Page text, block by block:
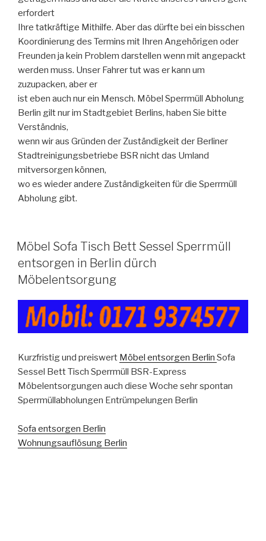
erfordert
Ihre tatkräftige Mithilfe. Aber das dürfte bei ein bisschen
Koordinierung des Termins mit Ihren Angehörigen oder
Freunden ja kein Problem darstellen wenn mit angepackt
werden muss. Unser Fahrer tut was er kann um
zuzupacken, aber er
ist eben auch nur ein Mensch. Möbel Sperrmüll Abholung
Berlin gilt nur im Stadtgebiet Berlins, haben Sie bitte
Verständnis,
wenn wir aus Gründen der Zuständigkeit der Berliner
Stadtreinigungsbetriebe BSR nicht das Umland
mitversorgen können,
wo es wieder andere Zuständigkeiten für die Sperrmüll
Abholung gibt.
VERÖFFENTLICHT
AM
Möbel Sofa Tisch Bett Sessel Sperrmüll
entsorgen in Berlin dürch
Möbelentsorgung
Kurzfristig und preiswert Möbel entsorgen Berlin Sofa
Sessel Bett Tisch Sperrmüll BSR-Express
Möbelentsorgungen auch diese Woche sehr spontan
Sperrmüllabholungen Entrümpelungen Berlin
Sofa entsorgen Berlin
Wohnungsauflösung Berlin